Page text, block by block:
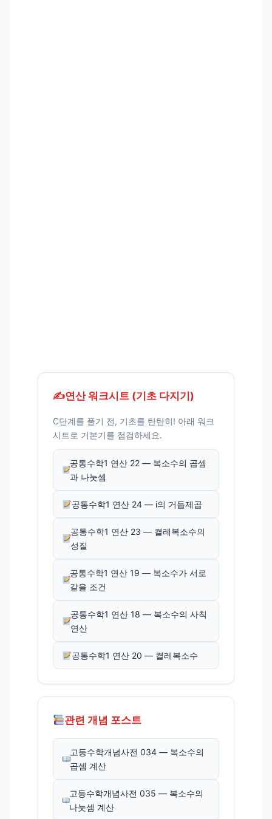
✍️연산 워크시트 (기초 다지기)
C단계를 풀기 전, 기초를 탄탄히! 아래 워크
시트로 기본기를 점검하세요.
공통수학1 연산 22 — 복소수의 곱셈
과 나눗셈
공통수학1 연산 24 — i의 거듭제곱
공통수학1 연산 23 — 켤레복소수의
성질
공통수학1 연산 19 — 복소수가 서로
같을 조건
공통수학1 연산 18 — 복소수의 사칙
연산
공통수학1 연산 20 — 켤레복소수
관련 개념 포스트
고등수학개념사전 034 — 복소수의
곱셈 계산
고등수학개념사전 035 — 복소수의
나눗셈 계산